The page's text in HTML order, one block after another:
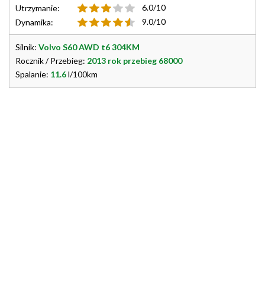
Utrzymanie:
6.0/10
Dynamika:
9.0/10
Silnik: Volvo S60 AWD t6 304KM
Rocznik / Przebieg: 2013 rok przebieg 68000
Spalanie: 11.6l/100km